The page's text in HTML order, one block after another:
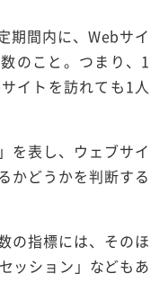
期間内に、Webサイ
のこと。つまり、1
イトを訪れても1人
を表し、ウェブサイ
かどうかを判断する
の指標には、そのほ
ッション」などもあ